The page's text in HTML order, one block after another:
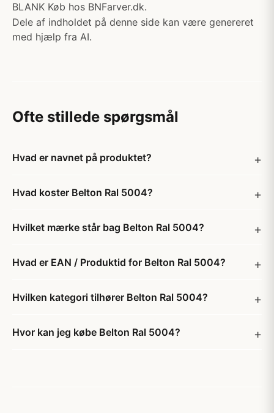
BLANK Køb hos BNFarver.dk.
Dele af indholdet på denne side kan være genereret
med hjælp fra AI.
Ofte stillede spørgsmål
Hvad er navnet på produktet?
Hvad koster Belton Ral 5004?
Hvilket mærke står bag Belton Ral 5004?
Hvad er EAN / Produktid for Belton Ral 5004?
Hvilken kategori tilhører Belton Ral 5004?
Hvor kan jeg købe Belton Ral 5004?